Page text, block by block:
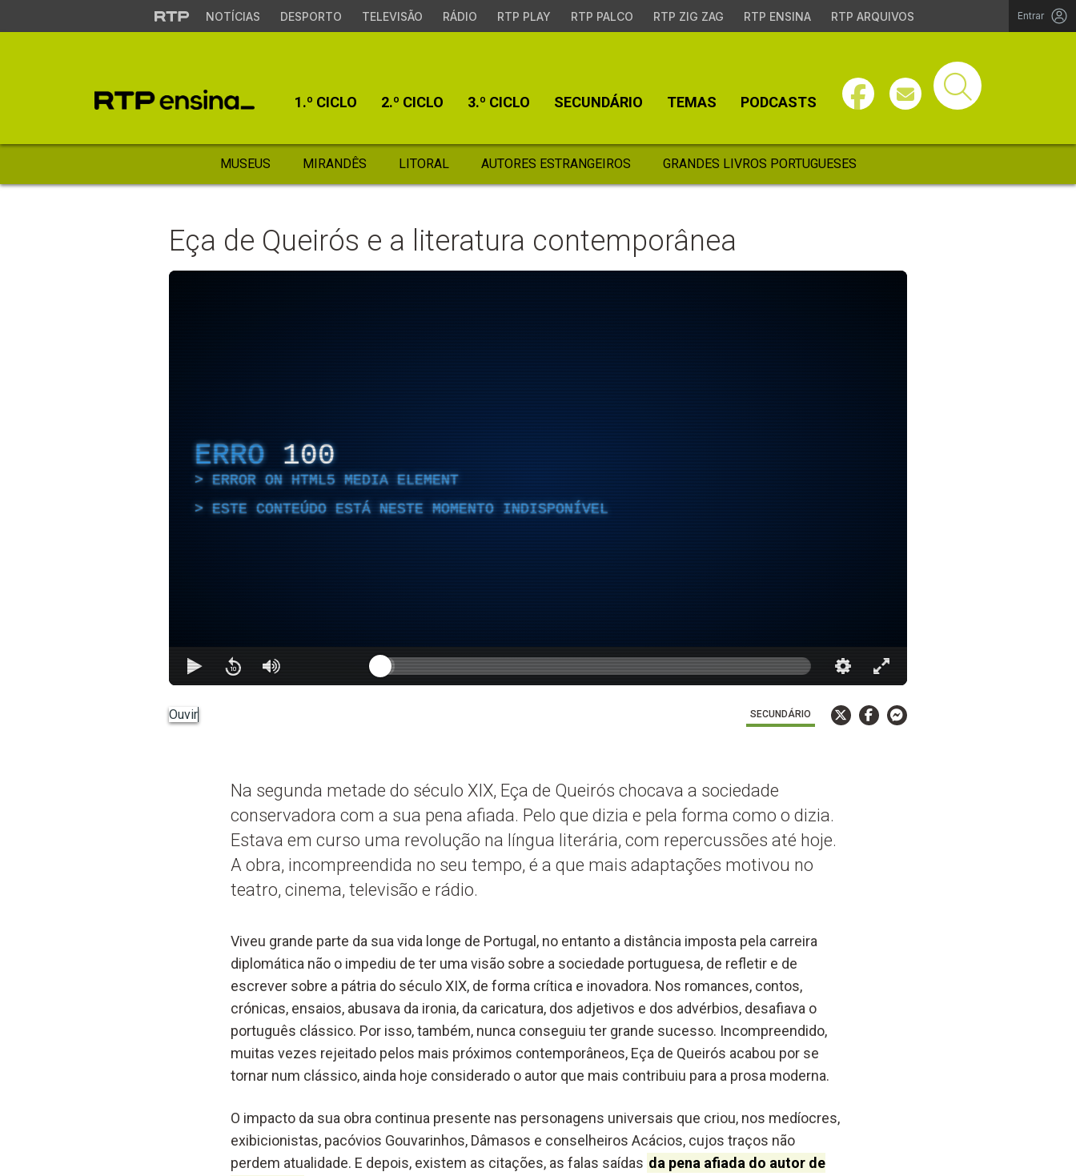
NOTÍCIAS DESPORTO TELEVISÃO RÁDIO RTP PLAY RTP PALCO RTP ZIG ZAG RTP ENSINA RTP ARQUIVOS Entrar
1.º CICLO 2.º CICLO 3.º CICLO SECUNDÁRIO TEMAS PODCASTS
MUSEUS MIRANDÊS LITORAL AUTORES ESTRANGEIROS GRANDES LIVROS PORTUGUESES
Eça de Queirós e a literatura contemporânea
ERRO 100
ERROR ON HTML5 MEDIA ELEMENT
ESTE CONTEÚDO ESTÁ NESTE MOMENTO INDISPONÍVEL
Ouvir SECUNDÁRIO
Na segunda metade do século XIX, Eça de Queirós chocava a sociedade
conservadora com a sua pena afiada. Pelo que dizia e pela forma como o dizia.
Estava em curso uma revolução na língua literária, com repercussões até hoje.
A obra, incompreendida no seu tempo, é a que mais adaptações motivou no
teatro, cinema, televisão e rádio.
Viveu grande parte da sua vida longe de Portugal, no entanto a distância imposta pela carreira
diplomática não o impediu de ter uma visão sobre a sociedade portuguesa, de refletir e de
escrever sobre a pátria do século XIX, de forma crítica e inovadora. Nos romances, contos,
crónicas, ensaios, abusava da ironia, da caricatura, dos adjetivos e dos advérbios, desafiava o
português clássico. Por isso, também, nunca conseguiu ter grande sucesso. Incompreendido,
muitas vezes rejeitado pelos mais próximos contemporâneos, Eça de Queirós acabou por se
tornar num clássico, ainda hoje considerado o autor que mais contribuiu para a prosa moderna.
O impacto da sua obra continua presente nas personagens universais que criou, nos medíocres,
exibicionistas, pacóvios Gouvarinhos, Dâmasos e conselheiros Acácios, cujos traços não
perdem atualidade. E depois, existem as citações, as falas saídas da pena afiada do autor de